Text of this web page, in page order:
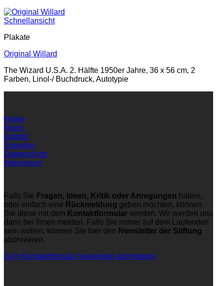
Schnellansicht
Plakate
Original Willard
The Wizard U.S.A. 2. Hälfte 1950er Jahre, 36 x 56 cm, 2
Farben, Linol-/ Buchdruck, Autotypie
Home
News
Anfahrt
Spenden
Datenschutz
Impressum
Falls Sie Fragen, Ideen, Kritik oder Anregungen haben,
oder einfach eine Rückmeldung geben möchten, können
Sie diese mit dem Kontaktformular senden. Wir werden uns
dann bei Ihnen melden. Falls Sie immer auf dem Laufenden
sein wollen, können Sie hier den Newsletter der Stiftung
abonnieren.
Zum Kontaktformular Newsletter abonnieren